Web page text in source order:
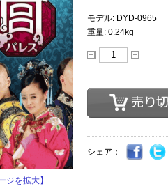
ジを拡大】
モデル: DYD-0965
重量: 0.24kg
シェア：